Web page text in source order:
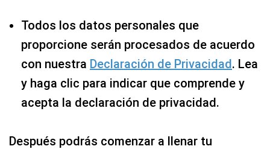
Todos los datos personales que
proporcione serán procesados ​​de acuerdo
con nuestra Declaración de Privacidad. Lea
y haga clic para indicar que comprende y
acepta la declaración de privacidad.
Después podrás comenzar a llenar tu